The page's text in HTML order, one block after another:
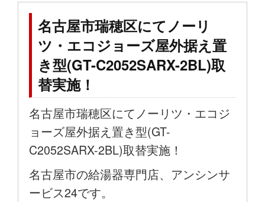
名古屋市瑞穂区にてノーリ
ツ・エコジョーズ屋外据え置
き型(GT-C2052SARX-2BL)取
替実施！
名古屋市瑞穂区にてノーリツ・エコジ
ョーズ屋外据え置き型(GT-
C2052SARX-2BL)取替実施！
名古屋市の給湯器専門店、アンシンサ
ービス24です。